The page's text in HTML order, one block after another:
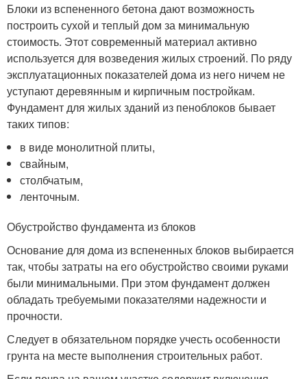
Блоки из вспененного бетона дают возможность
построить сухой и теплый дом за минимальную
стоимость. Этот современный материал активно
используется для возведения жилых строений. По ряду
эксплуатационных показателей дома из него ничем не
уступают деревянным и кирпичным постройкам.
Фундамент для жилых зданий из пеноблоков бывает
таких типов:
в виде монолитной плиты,
свайным,
столбчатым,
ленточным.
Обустройство фундамента из блоков
Основание для дома из вспененных блоков выбирается
так, чтобы затраты на его обустройство своими руками
были минимальными. При этом фундамент должен
обладать требуемыми показателями надежности и
прочности.
Следует в обязательном порядке учесть особенности
грунта на месте выполнения строительных работ.